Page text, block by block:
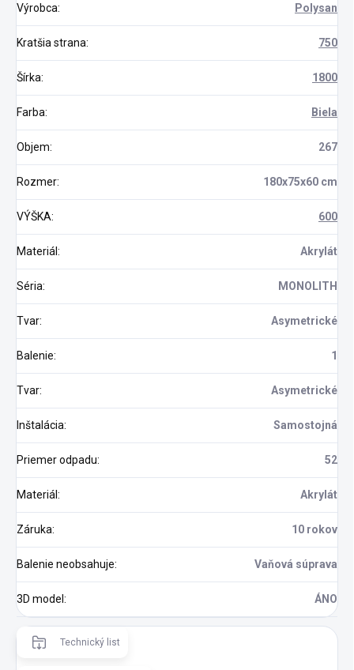
Výrobca: Polysan
Kratšia strana: 750
Šírka: 1800
Farba: Biela
Objem: 267
Rozmer: 180x75x60 cm
VÝŠKA: 600
Materiál : Akrylát
Séria: MONOLITH
Tvar: Asymetrické
Balenie: 1
Tvar: Asymetrické
Inštalácia: Samostojná
Priemer odpadu: 52
Materiál : Akrylát
Záruka: 10 rokov
Balenie neobsahuje: Vaňová súprava
3D model : ÁNO
Technický list